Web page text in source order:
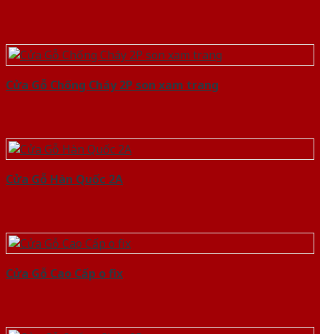
Cửa Gỗ Chống Cháy 2P son xam trang
Cửa Gỗ Hàn Quốc 2A
Cửa Gỗ Cao Cấp o fix